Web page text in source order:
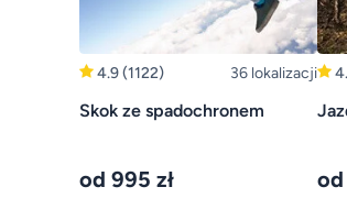
4.9(1122) 36 lokalizacji
Skok ze spadochronem
od 995 zł od